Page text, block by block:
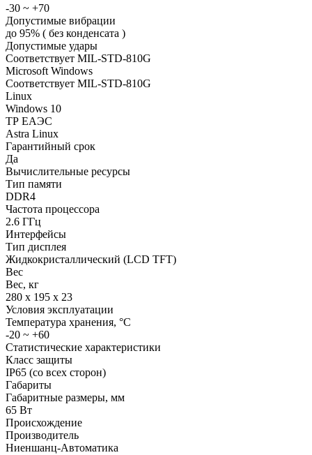
-30 ~ +70
Допустимые вибрации
до 95% ( без конденсата )
Допустимые удары
Соответствует MIL-STD-810G
Microsoft Windows
Соответствует MIL-STD-810G
Linux
Windows 10
ТР EAЭC
Astra Linux
Гарантийный срок
Да
Вычислительные ресурсы
Тип памяти
DDR4
Частота процессора
2.6 ГГц
Интерфейсы
Тип дисплея
Жидкокристаллический (LCD TFT)
Вес
Вес, кг
280 х 195 х 23
Условия эксплуатации
Температура хранения, °С
-20 ~ +60
Статистические характеристики
Класс защиты
IP65 (со всех сторон)
Габариты
Габаритные размеры, мм
65 Вт
Происхождение
Производитель
Ниеншанц-Автоматика